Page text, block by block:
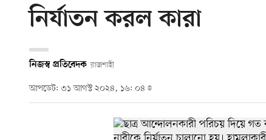
নির্যাতন করল কারা
নিজস্ব প্রতিবেদক রাজশাহী
আপডেট: ৩১ আগস্ট ২০২৪, ১৬: ০৪